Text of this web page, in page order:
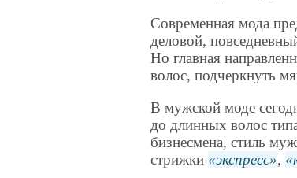
Современная мода
деловой,
Но главная
волос, подчеркнуть
В мужской моде
до длинных волос
бизнесмена, стиль
стрижки
экспресс ,